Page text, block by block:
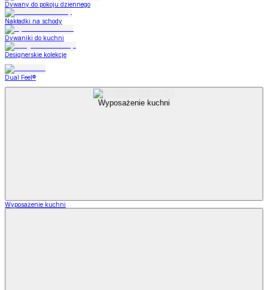
Dywany do pokoju dziennego
Nakładki na schody
Dywaniki do kuchni
Designerskie kolekcje
Dual Feel®
Wyposażenie kuchni
Wyposażenie kuchni